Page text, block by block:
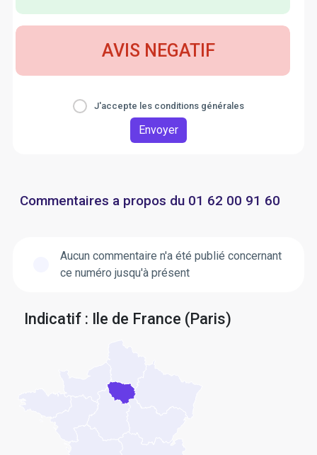
AVIS NEGATIF
J'accepte les conditions générales
Envoyer
Commentaires a propos du 01 62 00 91 60
Aucun commentaire n'a été publié concernant
ce numéro jusqu'à présent
Indicatif : Ile de France (Paris)